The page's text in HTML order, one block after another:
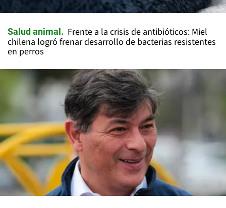
Salud animal
Frente a la crisis de antibióticos: Miel
chilena logró frenar desarrollo de bacterias resistentes
en perros